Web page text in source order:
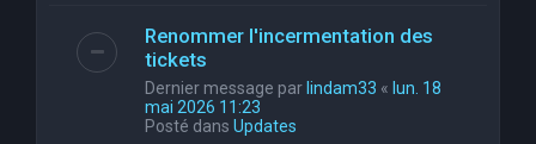
Renommer l'incermentation des
tickets
Dernier message par lindam33 « lun. 18
mai 2026 11:23
Posté dans Updates